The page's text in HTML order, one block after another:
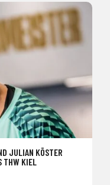
JULIAN KÖSTER
THW KIEL